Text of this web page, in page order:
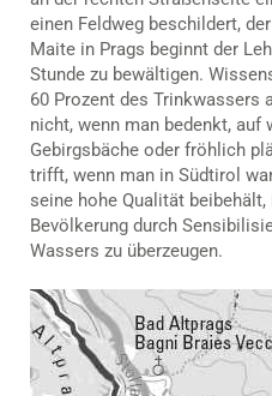
einen Feldweg beschildert,
Maite in Prags beginnt der
Stunde zu bewältigen.
60 Prozent des Trinkwassers
nicht, wenn man bedenkt, auf
Gebirgsbäche oder fröhlich
trifft, wenn man in Südtirol
seine hohe Qualität
Bevölkerung durch
Wassers zu überzeugen.